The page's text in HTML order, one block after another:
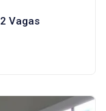
2 Vagas